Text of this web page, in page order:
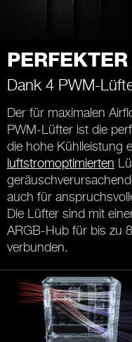
Dank 4 PWM-
Der für maximalen
PWM-Lüfter ist die
die hohe Kühlleistung
luftstromoptimierten
auch für
Die Lüfter sind mit
ARGB-Hub für bis zu
verbunden.